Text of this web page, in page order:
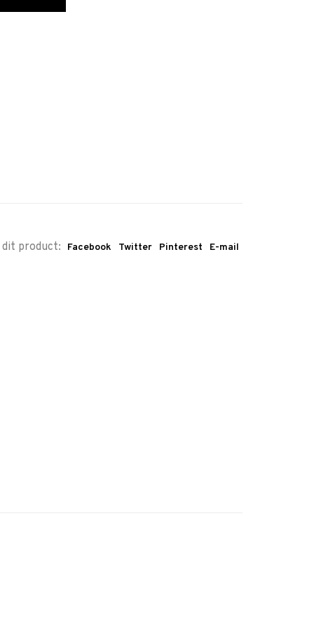
product: Facebook Twitter Pinterest E-mail